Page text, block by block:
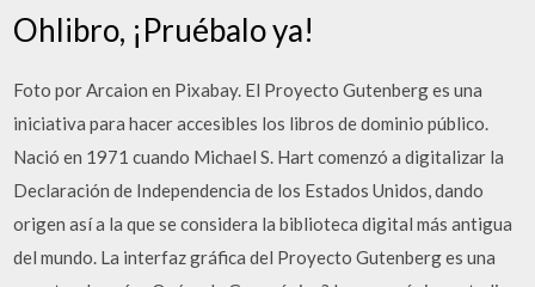
Ohlibro, ¡Pruébalo ya!
Foto por Arcaion en Pixabay. El Proyecto Gutenberg es una
iniciativa para hacer accesibles los libros de dominio público.
Nació en 1971 cuando Michael S. Hart comenzó a digitalizar la
Declaración de Independencia de los Estados Unidos, dando
origen así a la que se considera la biblioteca digital más antigua
del mundo. La interfaz gráfica del Proyecto Gutenberg es una